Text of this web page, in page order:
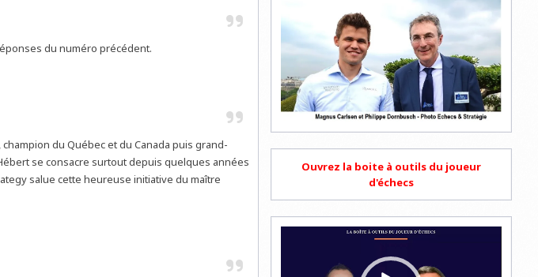
du numéro précédent.
du Québec et du Canada puis grand-
se consacre surtout depuis quelques années
salue cette heureuse initiative du maître
Ouvrez la boite à outils du joueur
d'échecs